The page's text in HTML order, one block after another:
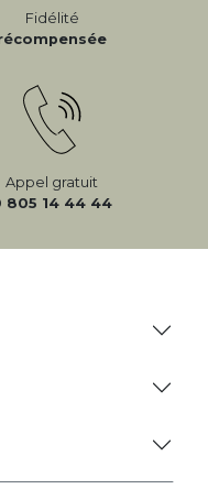
Fidélité
Appel gratuit
805 14 44 44